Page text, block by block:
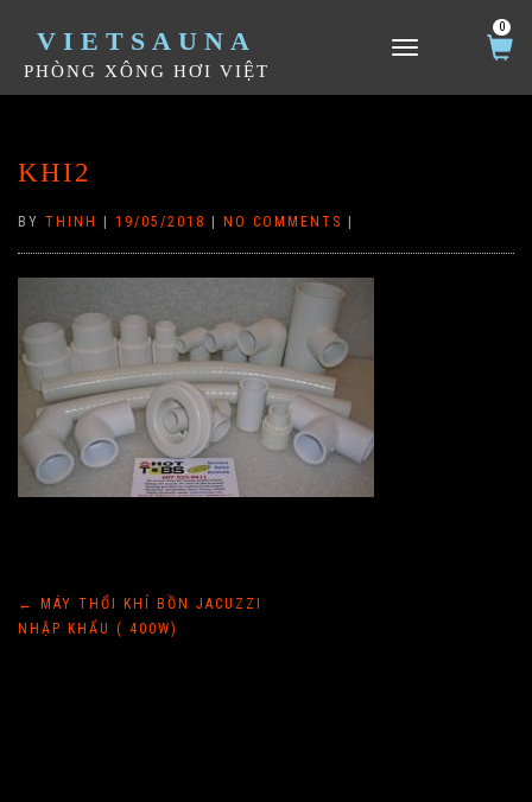
VIETSAUNA
PHÒNG XÔNG HƠI VIỆT
TOGGLE NAVIGATION
0
KHI2
BY THINH 19/05/2018 NO COMMENTS
Điều
←
MÁY THỔI KHÍ BỒN JACUZZI
NHẬP KHẨU ( 400W)